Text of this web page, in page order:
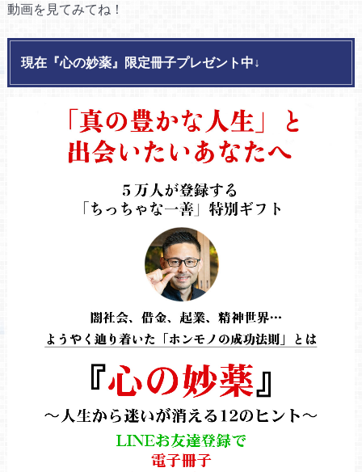
動画を見てみてね！
現在『心の妙薬』限定冊子プレゼント中↓